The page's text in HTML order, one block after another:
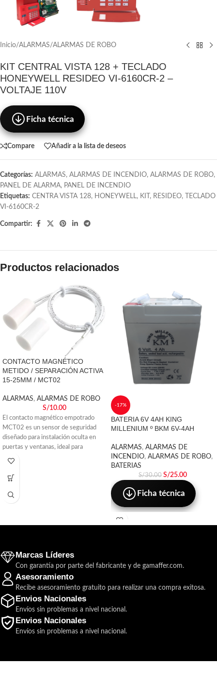
Inicio/ALARMAS/ALARMAS DE ROBO
KIT CENTRAL VISTA 128 + TECLADO
HONEYWELL RESIDEO VI-6160CR-2 –
VOLTAJE 110V
Ficha técnica
Compare Añadir a la lista de deseos
Categorías: ALARMAS, ALARMAS DE INCENDIO, ALARMAS DE ROBO,
PANEL DE ALARMA, PANEL DE INCENDIO
Etiquetas: CENTRA VISTA 128, HONEYWELL, KIT , RESIDEO,
TECLADO
VI-6160CR-2
Compartir:
Productos relacionados
CONTACTO MAGNÉTICO
METIDO / SEPARACIÓN ACTIVA
15-25MM / MCT02
ALARMAS, ALARMAS DE ROBO
S/10.00
El contacto magnético empotrado
MCT02 es un sensor de seguridad
diseñado para instalación oculta en
puertas y ventanas, ideal para
-17%
BATERIA 6V 4AH KING
MILLENIUM º BKM 6V-4AH
ALARMAS, ALARMAS DE
INCENDIO, ALARMAS DE ROBO,
BATERIAS
S/30.00 S/25.00
Ficha técnica
Marcas Líderes
Con garantía por parte del fabricante y de gamaffer.com.
Asesoramiento
Recibe asesoramiento gratuito para realizar una compra exitosa.
Envios Nacionales
Envíos sin problemas a nivel nacional.
Envios Nacionales
Envíos sin problemas a nivel nacional.